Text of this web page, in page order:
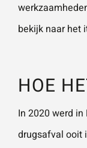
bekijk naar het
HOE
In 2020 werd
drugsafval ooit